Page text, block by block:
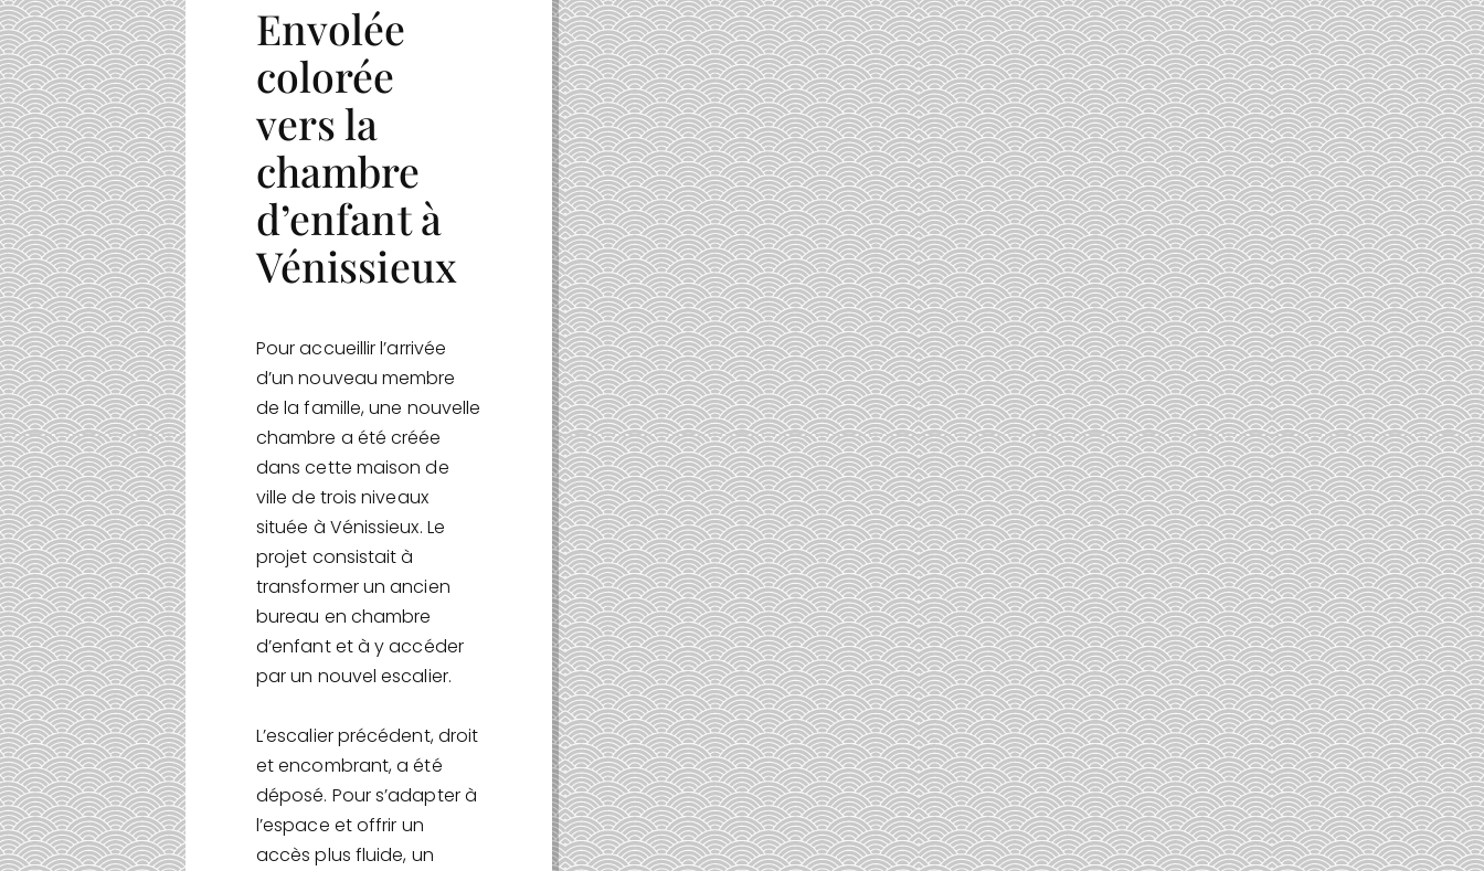
Envolée
colorée
vers la
chambre
d’enfant à
Vénissieux
Pour accueillir l’arrivée
d’un nouveau membre
de la famille, une nouvelle
chambre a été créée
dans cette maison de
ville de trois niveaux
située à Vénissieux. Le
projet consistait à
transformer un ancien
bureau en chambre
d’enfant et à y accéder
par un nouvel escalier.
L’escalier précédent, droit
et encombrant, a été
déposé. Pour s’adapter à
l’espace et offrir un
accès plus fluide, un